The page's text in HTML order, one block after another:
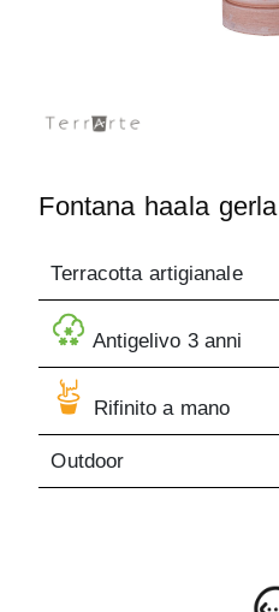
Fontana haala gerla
Terracotta artigianale
Antigelivo 3 anni
Rifinito a mano
Outdoor